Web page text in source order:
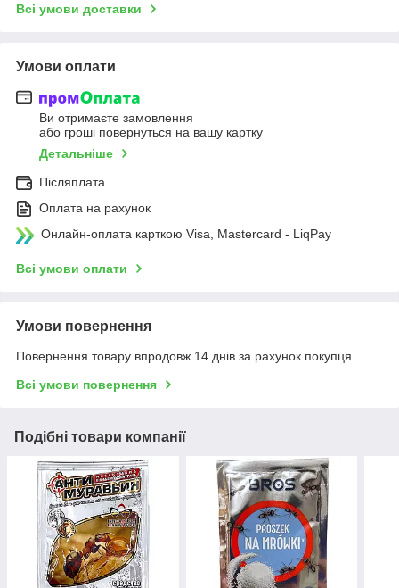
Всі умови доставки
Умови оплати
Ви отримаєте замовлення
або гроші повернуться на вашу картку
Детальніше
Післяплата
Оплата на рахунок
Онлайн-оплата карткою Visa, Mastercard - LiqPay
Всі умови оплати
Умови повернення
Повернення товару впродовж 14 днів за рахунок покупця
Всі умови повернення
Подібні товари компанії